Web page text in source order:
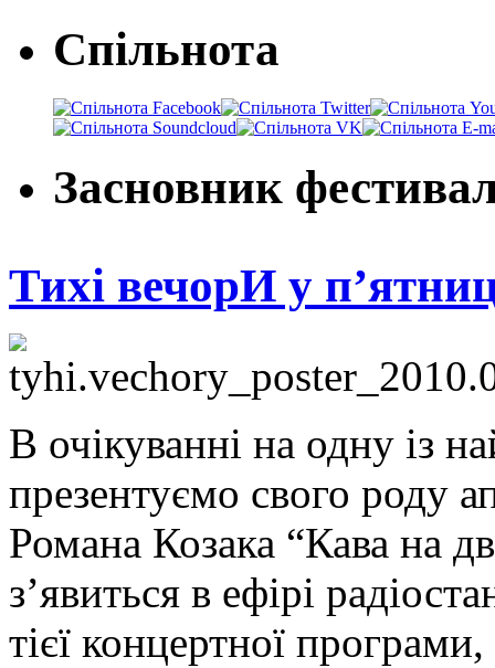
Спільнота
Засновник
Тихі вечорИ у
В очікуванні на одну із
презентуємо свого роду
Романа Козака “Кава на
з’явиться в ефірі
тієї концертної